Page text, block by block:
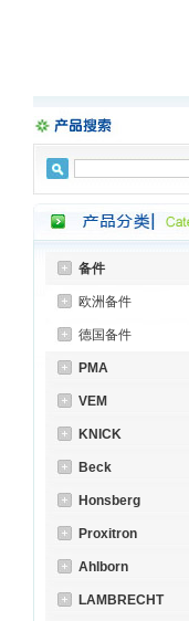
备件
欧洲备件
德国备件
PMA
VEM
KNICK
Beck
Honsberg
Proxitron
Ahlborn
LAMBRECHT